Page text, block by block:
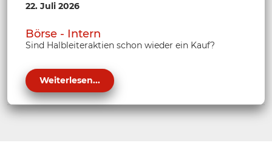
22. Juli 2026
Börse - Intern
Sind Halbleiteraktien schon wieder ein Kauf?
Weiterlesen...